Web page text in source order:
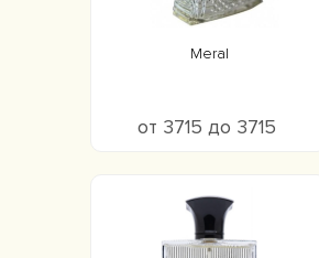
Meral
от 3715 до 3715